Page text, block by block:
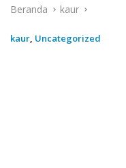
Beranda kaur
kaur, Uncategorized